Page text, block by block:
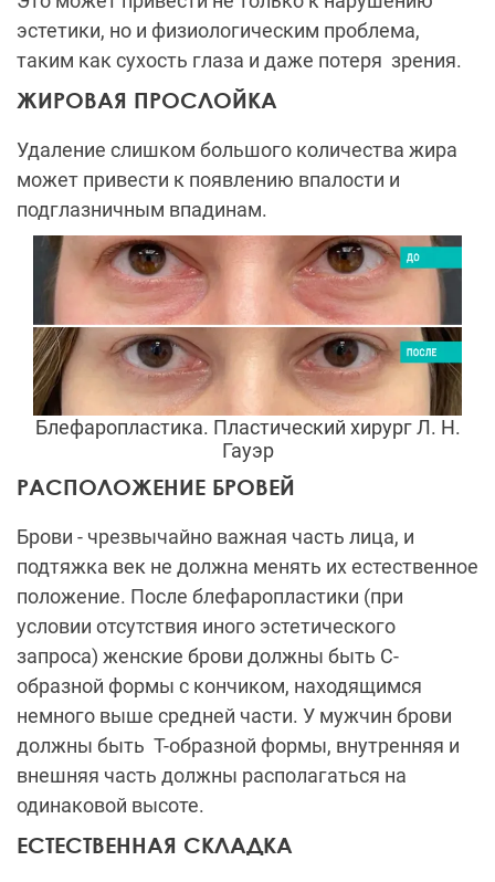
эстетики, но и физиологическим проблема,
таким как сухость глаза и даже потеря зрения.
ЖИРОВАЯ ПРОСЛОЙКА
Удаление слишком большого количества жира
может привести к появлению впалости и
подглазничным впадинам.
Блефаропластика. Пластический хирург Л. Н.
Гауэр
РАСПОЛОЖЕНИЕ БРОВЕЙ
Брови - чрезвычайно важная часть лица, и
подтяжка век не должна менять их естественное
положение. После блефаропластики (при
условии отсутствия иного эстетического
запроса) женские брови должны быть С-
образной формы с кончиком, находящимся
немного выше средней части. У мужчин брови
должны быть Т-образной формы, внутренняя и
внешняя часть должны располагаться на
одинаковой высоте.
ЕСТЕСТВЕННАЯ СКЛАДКА